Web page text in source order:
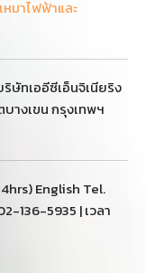
มาไฟฟ้าและ
ทเออีซีเอ็นจิเนียริง
างเขน กรุงเทพฯ
English Tel.
136-5935 | เวลา